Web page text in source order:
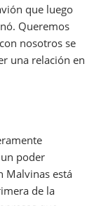
que luego
Queremos
nosotros se
una relación en
poder
Malvinas está
de la